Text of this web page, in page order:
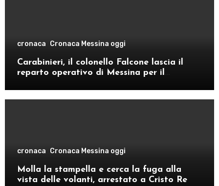
cronaca Cronaca Messina oggi
Carabinieri, il colonello Falcone lascia il
reparto operativo di Messina per il
cronaca Cronaca Messina oggi
Molla la stampella e cerca la fuga alla
vista delle volanti, arrestato a Cristo Re